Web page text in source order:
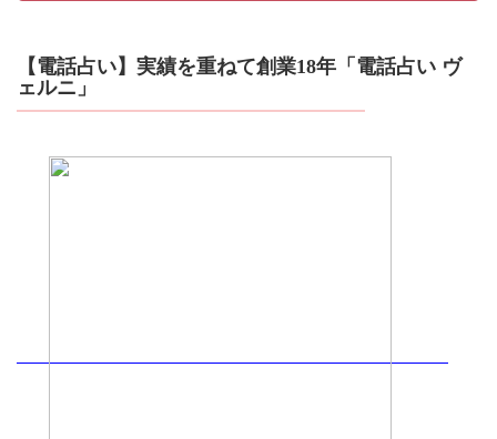
【電話占い】実績を重ねて創業18年「電話占い ヴ
ェルニ」